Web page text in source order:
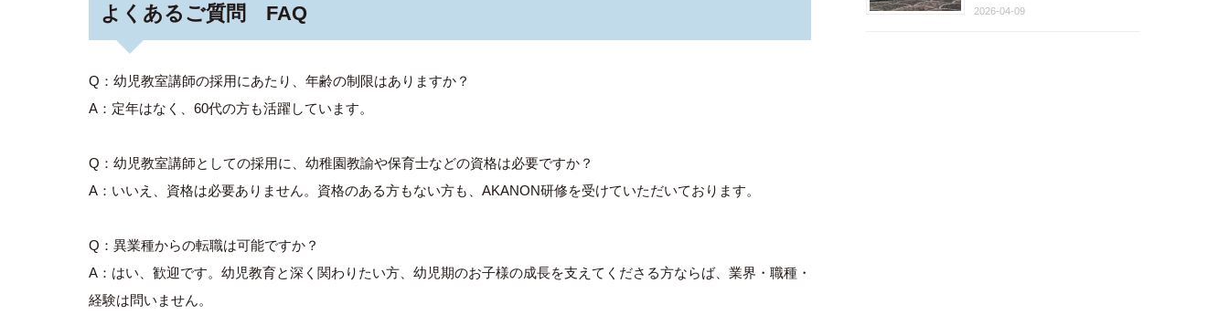
よくあるご質問 FAQ
Q：幼児教室講師の採用にあたり、年齢の制限はありますか？
A：定年はなく、60代の方も活躍しています。
Q：幼児教室講師としての採用に、幼稚園教諭や保育士などの資格は必要ですか？
A：いいえ、資格は必要ありません。資格のある方もない方も、AKANON研修を受けていただいております。
Q：異業種からの転職は可能ですか？
A：はい、歓迎です。幼児教育と深く関わりたい方、幼児期のお子様の成長を支えてくださる方ならば、業界・職種・
経験は問いません。
2026-04-09